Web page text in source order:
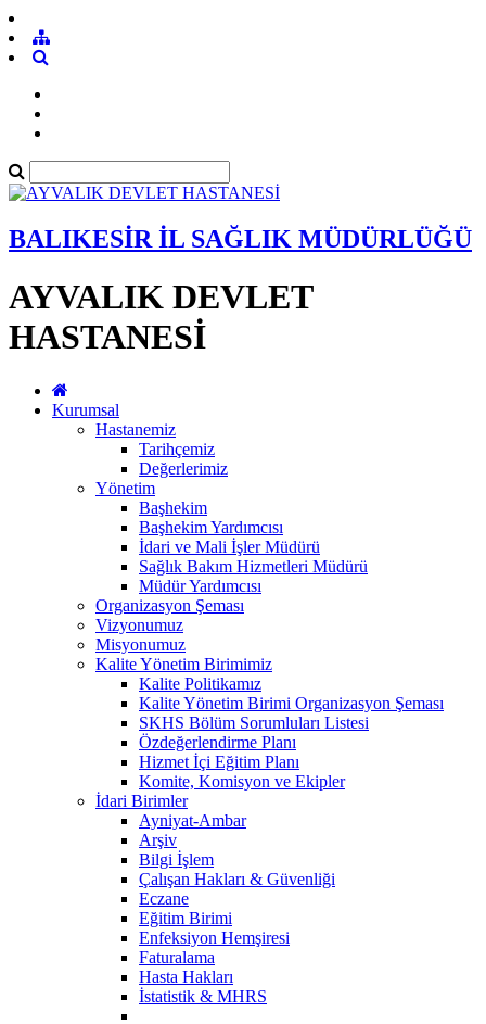
BALIKESİR İL SAĞLIK MÜDÜRLÜĞÜ
AYVALIK DEVLET
HASTANESİ
Kurumsal
Hastanemiz
Tarihçemiz
Değerlerimiz
Yönetim
Başhekim
Başhekim Yardımcısı
İdari ve Mali İşler Müdürü
Sağlık Bakım Hizmetleri Müdürü
Müdür Yardımcısı
Organizasyon Şeması
Vizyonumuz
Misyonumuz
Kalite Yönetim Birimimiz
Kalite Politikamız
Kalite Yönetim Birimi Organizasyon Şeması
SKHS Bölüm Sorumluları Listesi
Özdeğerlendirme Planı
Hizmet İçi Eğitim Planı
Komite, Komisyon ve Ekipler
İdari Birimler
Ayniyat-Ambar
Arşiv
Bilgi İşlem
Çalışan Hakları & Güvenliği
Eczane
Eğitim Birimi
Enfeksiyon Hemşiresi
Faturalama
Hasta Hakları
İstatistik & MHRS